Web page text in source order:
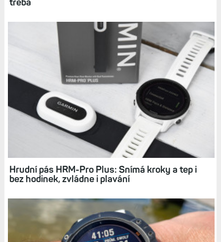
Dynamika běhu: Jaká data zaznamenávají
hodinky a co z nich zjistíte? Hrudní pás už není